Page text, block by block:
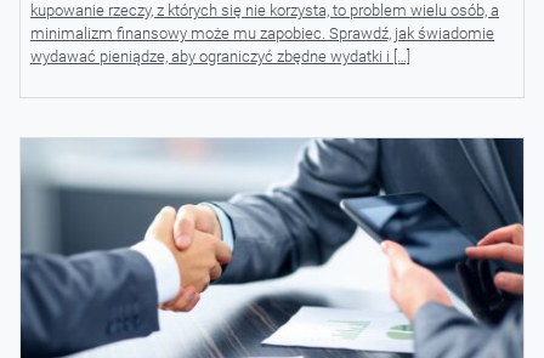
kupowanie rzeczy, z których się nie korzysta, to problem wielu osób, a
minimalizm finansowy może mu zapobiec. Sprawdź, jak świadomie
wydawać pieniądze, aby ograniczyć zbędne wydatki i […]